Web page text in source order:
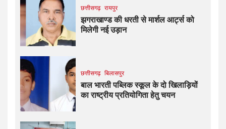
छत्तीसगढ़ रायपुर
झगराखाण्ड की धरती से मार्शल आर्ट्स को
मिलेगी नई उड़ान
छत्तीसगढ़ बिलासपुर
बाल भारती पब्लिक स्कूल के दो खिलाड़ियों
का राष्ट्रीय प्रतियोगिता हेतु चयन